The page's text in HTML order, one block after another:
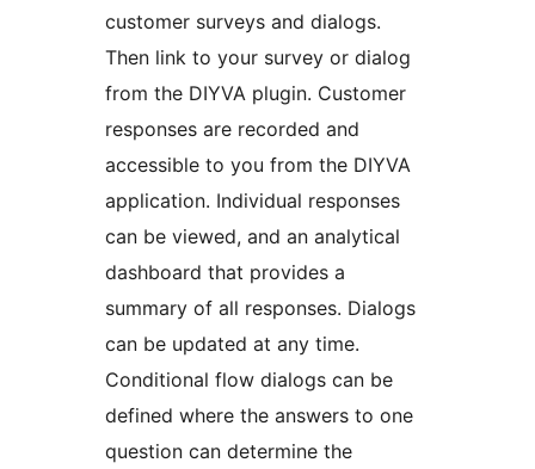
customer surveys and dialogs.
Then link to your survey or dialog
from the DIYVA plugin. Customer
responses are recorded and
accessible to you from the DIYVA
application. Individual responses
can be viewed, and an analytical
dashboard that provides a
summary of all responses. Dialogs
can be updated at any time.
Conditional flow dialogs can be
defined where the answers to one
question can determine the